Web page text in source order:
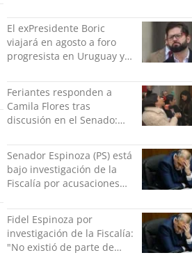
exPenitenciaría
El exPresidente Boric
viajará en agosto a foro
progresista en Uruguay y
Feriantes responden a
Camila Flores tras
discusión en el Senado:
orgullo”
Senador Espinoza (PS) está
bajo investigación de la
Fiscalía por acusaciones
su pareja
Fidel Espinoza por
investigación de la Fiscalía:
"No existió de parte de